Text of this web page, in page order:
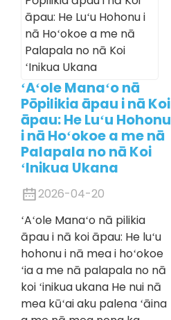
ʻAʻole Manaʻo nā
Pōpilikia āpau i nā Koi
āpau: He Luʻu Hohonu
i nā Hoʻokoe a me nā
Palapala no nā Koi
ʻInikua Ukana
2026-04-20
ʻAʻole Manaʻo nā pilikia
āpau i nā koi āpau: He luʻu
hohonu i nā mea i hoʻokoe
ʻia a me nā palapala no nā
koi ʻinikua ukana He nui nā
mea kūʻai aku palena ʻāina